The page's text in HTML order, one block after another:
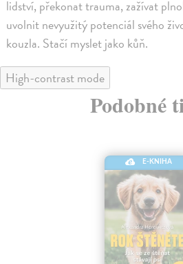
lidství, překonat trauma, zažívat
uvolnit nevyužitý potenciál svého
kouzla. Stačí myslet jako kůň.
High-contrast mode
Podobné
E-KNIHA